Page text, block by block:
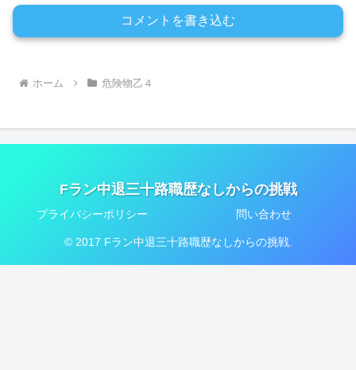
コメントを書き込む
ホーム 危険物乙４
Fラン中退三十路職歴なしからの挑戦
プライバシーポリシー 問い合わせ
© 2017 Fラン中退三十路職歴なしからの挑戦.